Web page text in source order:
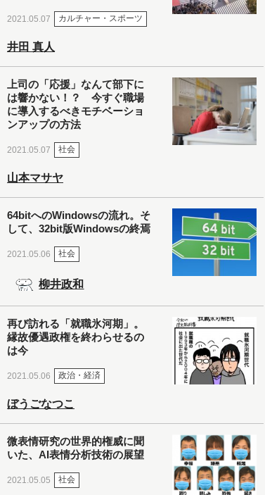
2021.05.07 カルチャー・スポーツ
井田 真人
上司の「応援」なんて部下に
は響かない！？ 今すぐ職場
に導入するべきモチベーショ
ンアップの方法
2021.05.07 社会
山本マサヤ
64bitへのWindowsの流れ。そ
して、32bit版Windowsの終焉
2021.05.06 社会
柳井政和
再び訪れる「就職氷河期」。
縁故優遇政権を終わらせるの
は今
2021.05.06 政治・経済
ぼうごなつこ
微表情研究の世界的権威に聞
いた、AI表情分析技術の展望
2021.05.05 社会